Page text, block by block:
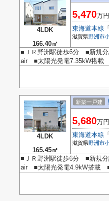
4LDK
166.40㎡
5,470万円
東海道本線
滋賀県野洲市
■ＪＲ野洲駅徒歩6分 ■新規
air ■太陽光発電7.35kW搭載
4LDK
165.45㎡
新築一戸建
5,680万円
東海道本線
滋賀県野洲市
■ＪＲ野洲駅徒歩6分 ■新規
air ■太陽光発電4.9kW搭載